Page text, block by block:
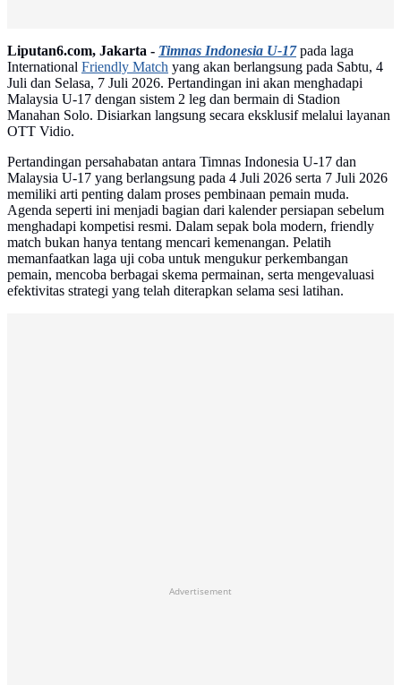
Liputan6.com, Jakarta - Timnas Indonesia U-17pada laga
International Friendly Match yang akan berlangsung pada Sabtu, 4
Juli dan Selasa, 7 Juli 2026. Pertandingan ini akan menghadapi
Malaysia U-17 dengan sistem 2 leg dan bermain di Stadion
Manahan Solo. Disiarkan langsung secara eksklusif melalui layanan
OTT Vidio.
Pertandingan persahabatan antara Timnas Indonesia U-17 dan
Malaysia U-17 yang berlangsung pada 4 Juli 2026 serta 7 Juli 2026
memiliki arti penting dalam proses pembinaan pemain muda.
Agenda seperti ini menjadi bagian dari kalender persiapan sebelum
menghadapi kompetisi resmi. Dalam sepak bola modern, friendly
match bukan hanya tentang mencari kemenangan. Pelatih
memanfaatkan laga uji coba untuk mengukur perkembangan
pemain, mencoba berbagai skema permainan, serta mengevaluasi
efektivitas strategi yang telah diterapkan selama sesi latihan.
Advertisement